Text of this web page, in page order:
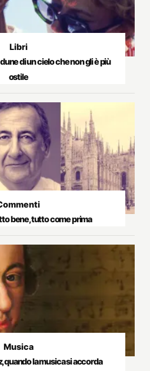
Libri
di un cielo che non gli è più
ostile
bene, tutto come prima
Musica
quando la musica si accorda